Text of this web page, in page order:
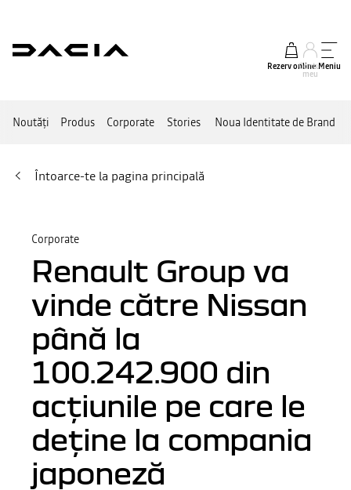
Rezerv online
Contul
meu
Meniu
Noutăți Produs Corporate Stories Noua Identitate de Brand
Întoarce-te la pagina principală
Corporate
Renault Group va
vinde către Nissan
până la
100.242.900 din
acțiunile pe care le
deține la compania
japoneză